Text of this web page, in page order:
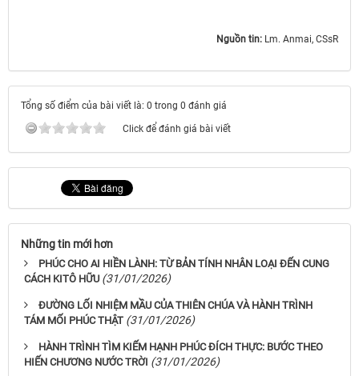
Nguồn tin: Lm. Anmai, CSsR
Tổng số điểm của bài viết là: 0 trong 0 đánh giá
Click để đánh giá bài viết
Những tin mới hơn
PHÚC CHO AI HIỀN LÀNH: TỪ BẢN TÍNH NHÂN LOẠI ĐẾN CUNG
CÁCH KITÔ HỮU (31/01/2026)
ĐƯỜNG LỐI NHIỆM MẦU CỦA THIÊN CHÚA VÀ HÀNH TRÌNH
TÁM MỐI PHÚC THẬT (31/01/2026)
HÀNH TRÌNH TÌM KIẾM HẠNH PHÚC ĐÍCH THỰC: BƯỚC THEO
HIẾN CHƯƠNG NƯỚC TRỜI (31/01/2026)